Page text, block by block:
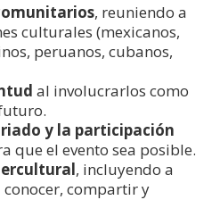
, reuniendo a
culturales (mexicanos,
peruanos, cubanos,
al involucrarlos como
y la participación
que el evento sea posible.
, incluyendo a
compartir y